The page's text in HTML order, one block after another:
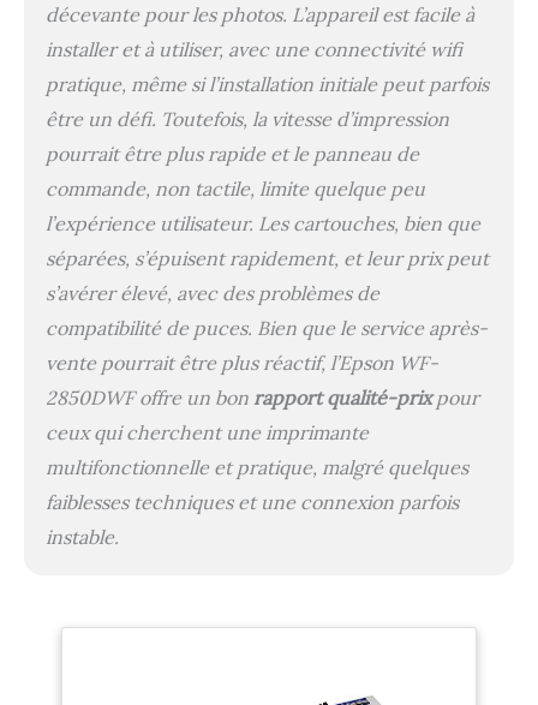
décevante pour les photos. L’appareil est facile à
installer et à utiliser, avec une connectivité wifi
pratique, même si l’installation initiale peut parfois
être un défi. Toutefois, la vitesse d’impression
pourrait être plus rapide et le panneau de
commande, non tactile, limite quelque peu
l’expérience utilisateur. Les cartouches, bien que
séparées, s’épuisent rapidement, et leur prix peut
s’avérer élevé, avec des problèmes de
compatibilité de puces. Bien que le service après-
vente pourrait être plus réactif, l’Epson WF-
2850DWF offre un bon rapport qualité-prixpour
ceux qui cherchent une imprimante
multifonctionnelle et pratique, malgré quelques
faiblesses techniques et une connexion parfois
instable.